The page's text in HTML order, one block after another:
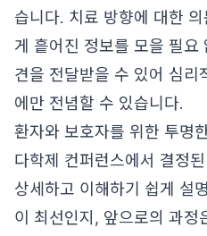
습니다. 치료 방향에 대한
게 흩어진 정보를 모을 필요
견을 전달받을 수 있어 심리
에만 전념할 수 있습니다.
환자와 보호자를 위한 투명
다학제 컨퍼런스에서 결정
상세하고 이해하기 쉽게 설
이 최선인지, 앞으로의 과정